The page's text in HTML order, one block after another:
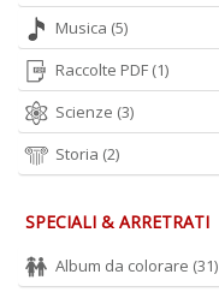
Musica (5)
Raccolte PDF (1)
Scienze (3)
Storia (2)
SPECIALI & ARRETRATI
Album da colorare (31)